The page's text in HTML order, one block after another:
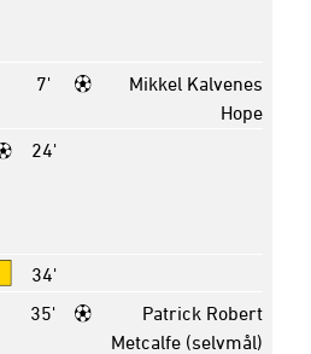
7'
Mikkel Kalvenes
Hope
24'
34'
35'
Patrick Robert
Metcalfe (selvmål)